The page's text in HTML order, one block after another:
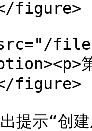
figure>
第
figure>
提示“创